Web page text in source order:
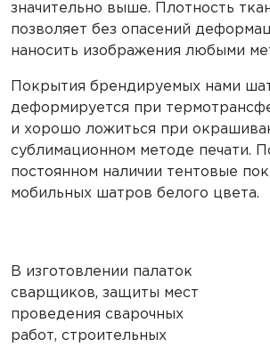
значительно выше. Плотность
позволяет без опасений
наносить изображения любыми
Покрытия брендируемых нами
деформируется при
и хорошо ложиться при
сублимационном методе печати.
постоянном наличии тентовые
мобильных шатров белого цвета.
В изготовлении палаток
сварщиков, защиты мест
проведения сварочных
работ, строительных